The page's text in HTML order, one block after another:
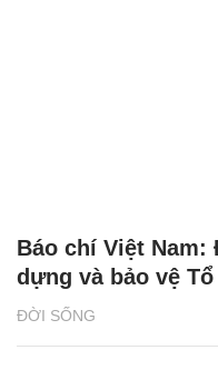
ĐỜI SỐNG
Báo chí Việt
dựng và bảo vệ